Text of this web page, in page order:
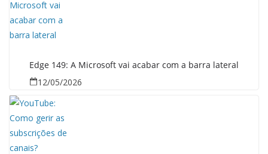
Edge 149: A Microsoft vai acabar com a barra lateral
12/05/2026